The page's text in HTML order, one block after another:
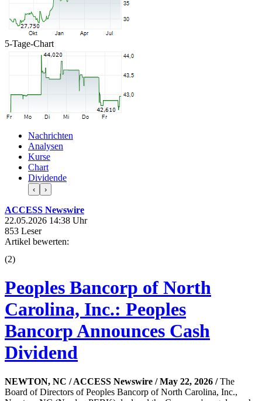
5-Tage-Chart
Nachrichten
Analysen
Kurse
Chart
Dividende
‹ ›
ACCESS Newswire
22.05.2026 14:38 Uhr
853 Leser
Artikel bewerten:
(2)
Peoples Bancorp of North
Carolina, Inc.: Peoples
Bancorp Announces Cash
Dividend
NEWTON, NC / ACCESS Newswire / May 22, 2026 /The
Board of Directors of Peoples Bancorp of North Carolina, Inc.,